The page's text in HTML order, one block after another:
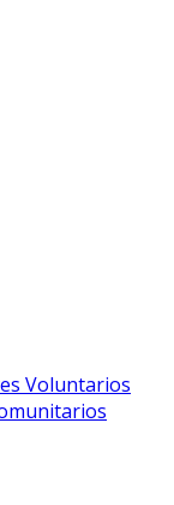
Voluntarios